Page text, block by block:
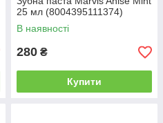
25 мл (8004395111374)
В наявності
280 ₴
Купити